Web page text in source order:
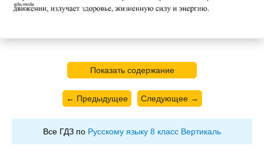
Показать содержание
← Предыдущее Следующее →
Все ГДЗ по Русскому языку 8 класс Вертикаль